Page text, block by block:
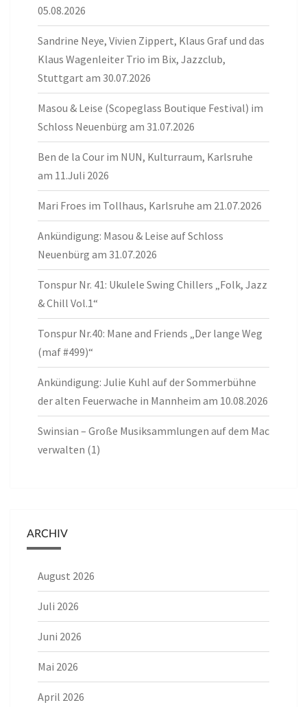
05.08.2026
Sandrine Neye, Vivien Zippert, Klaus Graf und das
Klaus Wagenleiter Trio im Bix, Jazzclub,
Stuttgart am 30.07.2026
Masou & Leise (Scopeglass Boutique Festival) im
Schloss Neuenbürg am 31.07.2026
Ben de la Cour im NUN, Kulturraum, Karlsruhe
am 11.Juli 2026
Mari Froes im Tollhaus, Karlsruhe am 21.07.2026
Ankündigung: Masou & Leise auf Schloss
Neuenbürg am 31.07.2026
Tonspur Nr. 41: Ukulele Swing Chillers „Folk, Jazz
& Chill Vol.1“
Tonspur Nr.40: Mane and Friends „Der lange Weg
(maf #499)“
Ankündigung: Julie Kuhl auf der Sommerbühne
der alten Feuerwache in Mannheim am 10.08.2026
Swinsian – Große Musiksammlungen auf dem Mac
verwalten (1)
ARCHIV
August 2026
Juli 2026
Juni 2026
Mai 2026
April 2026